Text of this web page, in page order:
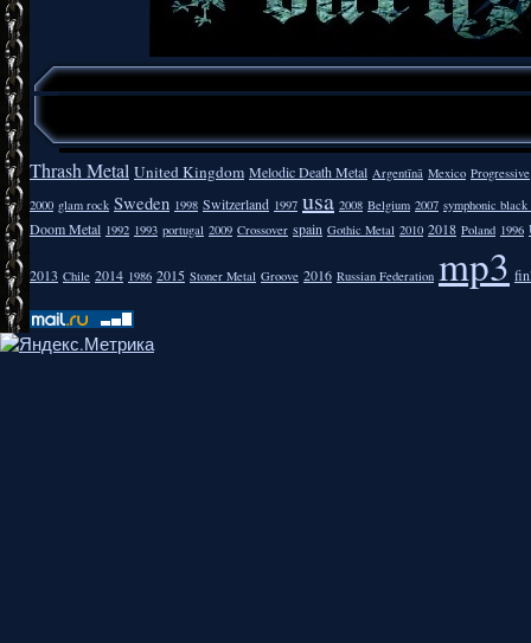
Thrash Metal United Kingdom Melodic Death Metal Argentīnā Mexico Progressive
2000 glam rock Sweden 1998 Switzerland 1997 usa 2008 Belgium 2007 symphonic
Doom Metal 1992 1993 portugal 2009 Crossover spain Gothic Metal 2010 2018 Poland 1996
2013 Chile 2014 1986 2015 Stoner Metal Groove 2016 Russian Federation mp3